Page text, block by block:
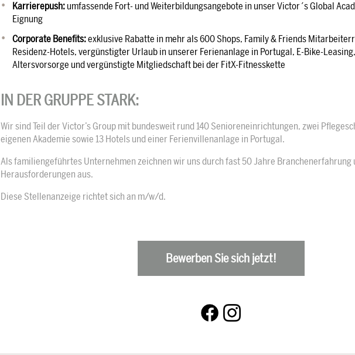
Karrierepush: umfassende Fort- und Weiterbildungsangebote in unser Victor´s Global
Eignung
Corporate Benefits:exklusive Rabatte in mehr als 600 Shops, Family & Friends
Residenz-Hotels, vergünstigter Urlaub in unserer Ferienanlage in Portugal, E-Bike-
Altersvorsorge und vergünstigte Mitgliedschaft bei der FitX-Fitnesskette
IN DER GRUPPE STARK:
Wir sind Teil der Victor’s Group mit bundesweit rund 140 Senioreneinrichtungen, zwei
eigenen Akademie sowie 13 Hotels und einer Ferienvillenanlage in Portugal.
Als familiengeführtes Unternehmen zeichnen wir uns durch fast 50 Jahre Branchenerfahrung
Herausforderungen aus.
Diese Stellenanzeige richtet sich an m/w/d.
Bewerben Sie sich jetzt!